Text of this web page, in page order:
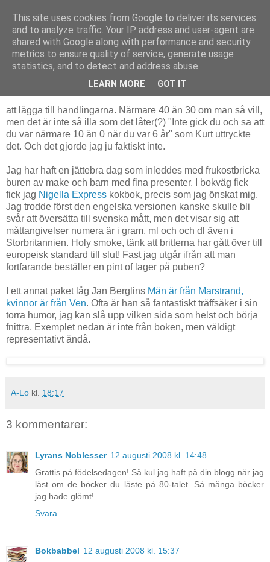
The Book Pond
söndag 10 augusti 2008
att lägga till handlingarna. Närmare 40 än 30 om man så vill,
men det är inte så illa som det låter(?) "Inte gick du och sa att
du var närmare 10 än 0 när du var 6 år" som Kurt uttryckte
det. Och det gjorde jag ju faktiskt inte.
Jag har haft en jättebra dag som inleddes med frukostbricka
buren av make och barn med fina presenter. I bokväg fick
fick jag Nigella Express kokbok, precis som jag önskat mig.
Jag trodde först den engelska versionen kanske skulle bli
svår att översätta till svenska mått, men det visar sig att
måttangivelser numera är i gram, ml och och dl även i
Storbritannien. Holy smoke, tänk att britterna har gått över till
europeisk standard till slut! Fast jag utgår ifrån att man
fortfarande beställer en pint of lager på puben?
I ett annat paket låg Jan Berglins Män är från Marstrand,
kvinnor är från Ven. Ofta är han så fantastiskt träffsäker i sin
torra humor, jag kan slå upp vilken sida som helst och börja
fnittra. Exemplet nedan är inte från boken, men väldigt
representativt ändå.
A-Lo kl. 18:17
3 kommentarer:
Lyrans Noblesser 12 augusti 2008 kl. 14:48
Grattis på födelsedagen! Så kul jag haft på din blogg när jag
läst om de böcker du läste på 80-talet. Så många böcker
jag hade glömt!
Svara
Bokbabbel 12 augusti 2008 kl. 15:37
This site uses cookies from Google to deliver its services
and to analyze traffic. Your IP address and user-agent are
shared with Google along with performance and security
metrics to ensure quality of service, generate usage
statistics, and to detect and address abuse.
LEARN MORE GOT IT